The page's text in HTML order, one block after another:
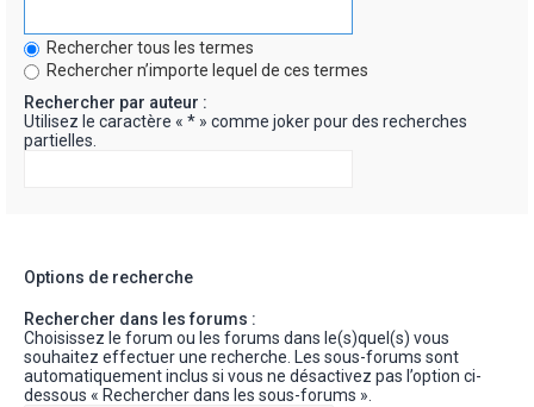
Rechercher tous les termes
Rechercher n’importe lequel de ces termes
Rechercher par auteur :
Utilisez le caractère « * » comme joker pour des recherches
partielles.
Options de recherche
Rechercher dans les forums :
Choisissez le forum ou les forums dans le(s)quel(s) vous
souhaitez effectuer une recherche. Les sous-forums sont
automatiquement inclus si vous ne désactivez pas l’option ci-
dessous « Rechercher dans les sous-forums ».